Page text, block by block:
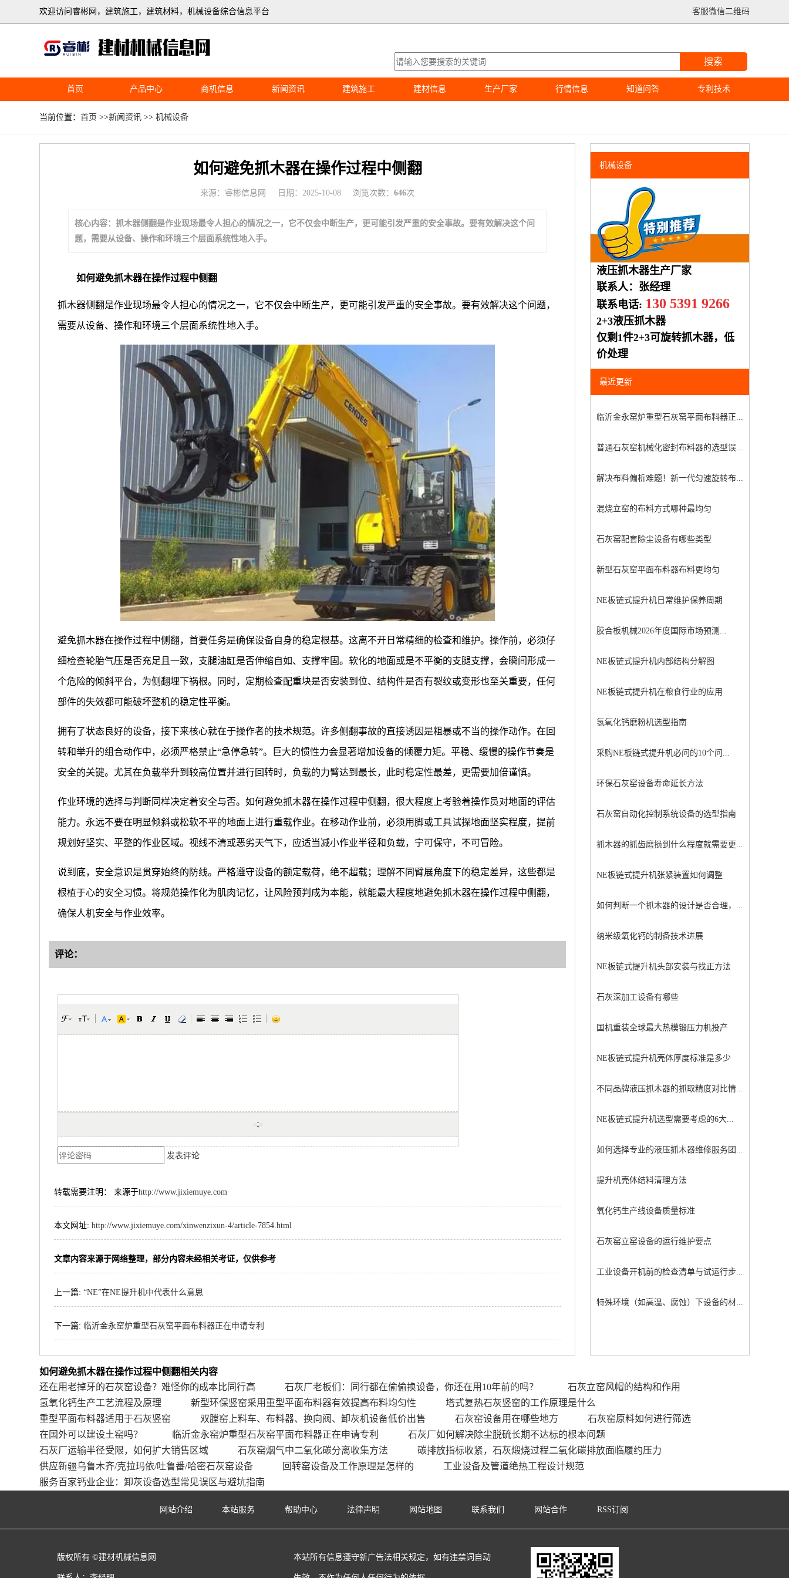
客服微信二维码
欢迎访问睿彬网，建筑施工，建筑材料，机械设备综合信息平台
搜索
首页 产品中心 商机信息 新闻资讯 建筑施工 建材信息 生产厂家 行情信息 知道问答 专利技术
当前位置：首页 >>新闻资讯 >>机械设备
如何避免抓木器在操作过程中侧翻
来源：睿彬信息网 日期：2025-10-08 浏览次数：646次
核心内容：抓木器侧翻是作业现场最令人担心的情况之一，它不仅会中断生产，更可能引发严重的安全事故。要有效解决这个问
题，需要从设备、操作和环境三个层面系统性地入手。
如何避免抓木器在操作过程中侧翻
抓木器侧翻是作业现场最令人担心的情况之一，它不仅会中断生产，更可能引发严重的安全事故。要有效解决这个问题，
需要从设备、操作和环境三个层面系统性地入手。
避免抓木器在操作过程中侧翻，首要任务是确保设备自身的稳定根基。这离不开日常精细的检查和维护。操作前，必须仔
细检查轮胎气压是否充足且一致，支腿油缸是否伸缩自如、支撑牢固。软化的地面或是不平衡的支腿支撑，会瞬间形成一
个危险的倾斜平台，为侧翻埋下祸根。同时，定期检查配重块是否安装到位、结构件是否有裂纹或变形也至关重要，任何
部件的失效都可能破坏整机的稳定性平衡。
拥有了状态良好的设备，接下来核心就在于操作者的技术规范。许多侧翻事故的直接诱因是粗暴或不当的操作动作。在回
转和举升的组合动作中，必须严格禁止“急停急转”。巨大的惯性力会显著增加设备的倾覆力矩。平稳、缓慢的操作节奏是
安全的关键。尤其在负载举升到较高位置并进行回转时，负载的力臂达到最长，此时稳定性最差，更需要加倍谨慎。
作业环境的选择与判断同样决定着安全与否。如何避免抓木器在操作过程中侧翻，很大程度上考验着操作员对地面的评估
能力。永远不要在明显倾斜或松软不平的地面上进行重载作业。在移动作业前，必须用脚或工具试探地面坚实程度，提前
规划好坚实、平整的作业区域。视线不清或恶劣天气下，应适当减小作业半径和负载，宁可保守，不可冒险。
说到底，安全意识是贯穿始终的防线。严格遵守设备的额定载荷，绝不超载；理解不同臂展角度下的稳定差异，这些都是
根植于心的安全习惯。将规范操作化为肌肉记忆，让风险预判成为本能，就能最大程度地避免抓木器在操作过程中侧翻，
确保人机安全与作业效率。
评论：
发表评论
转载需要注明： 来源于http://www.jixiemuye.com
本文网址:http://www.jixiemuye.com/xinwenzixun-4/article-7854.html
文章内容来源于网络整理，部分内容未经相关考证，仅供参考
上一篇:“NE”在NE提升机中代表什么意思
下一篇: 临沂金永窑炉重型石灰窑平面布料器正在申请专利
机械设备
液压抓木器生产厂家
联系人：张经理
联系电话: 130 5391 9266
2+3液压抓木器
仅剩1件2+3可旋转抓木器，低
价处理
最近更新
临沂金永窑炉重型石灰窑平面布料器正...
普通石灰窑机械化密封布料器的选型误...
解决布料偏析难题！新一代匀速旋转布...
混烧立窑的布料方式哪种最均匀
石灰窑配套除尘设备有哪些类型
新型石灰窑平面布料器布料更均匀
NE板链式提升机日常维护保养周期
胶合板机械2026年度国际市场预测...
NE板链式提升机内部结构分解图
NE板链式提升机在粮食行业的应用
氢氧化钙磨粉机选型指南
采购NE板链式提升机必问的10个问...
环保石灰窑设备寿命延长方法
石灰窑自动化控制系统设备的选型指南
抓木器的抓齿磨损到什么程度就需要更...
NE板链式提升机张紧装置如何调整
如何判断一个抓木器的设计是否合理，...
纳米级氧化钙的制备技术进展
NE板链式提升机头部安装与找正方法
石灰深加工设备有哪些
国机重装全球最大热模锻压力机投产
NE板链式提升机壳体厚度标准是多少
不同品牌液压抓木器的抓取精度对比情...
NE板链式提升机选型需要考虑的6大...
如何选择专业的液压抓木器维修服务团...
提升机壳体结料清理方法
氧化钙生产线设备质量标准
石灰窑立窑设备的运行维护要点
工业设备开机前的检查清单与试运行步...
特殊环境（如高温、腐蚀）下设备的材...
如何避免抓木器在操作过程中侧翻相关内容
还在用老掉牙的石灰窑设备？难怪你的成本比同行高
石灰厂老板们：同行都在偷偷换设备，你还在用10年前的吗？
石灰立窑风帽的结构和作用
氢氧化钙生产工艺流程及原理
新型环保竖窑采用重型平面布料器有效提高布料均匀性
塔式复热石灰竖窑的工作原理是什么
重型平面布料器适用于石灰竖窑
双膛窑上料车、布料器、换向阀、卸灰机设备低价出售 石灰窑设备用在哪些地方
石灰窑原料如何进行筛选
在国外可以建设土窑吗？
临沂金永窑炉重型石灰窑平面布料器正在申请专利
石灰厂如何解决除尘脱硫长期不达标的根本问题
石灰厂运输半径受限，如何扩大销售区域
石灰窑烟气中二氧化碳分离收集方法
碳排放指标收紧，石灰煅烧过程二氧化碳排放面临履约压力
供应新疆乌鲁木齐/克拉玛依/吐鲁番/哈密石灰窑设备
回转窑设备及工作原理是怎样的
工业设备及管道绝热工程设计规范
服务百家钙业企业：卸灰设备选型常见误区与避坑指南
网站介绍 本站服务 帮助中心 法律声明 网站地图 联系我们 网站合作 RSS订阅
版权所有 ©建材机械信息网 本站所有信息遵守新广告法相关规定，如有违禁词自动